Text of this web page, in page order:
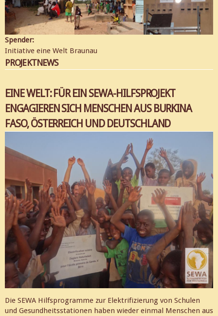
Spender:
Initiative eine Welt Braunau
PROJEKTNEWS
EINE WELT: FÜR EIN SEWA-HILFSPROJEKT
ENGAGIEREN SICH MENSCHEN AUS BURKINA
FASO, ÖSTERREICH UND DEUTSCHLAND
Die SEWA Hilfsprogramme zur Elektrifizierung von Schulen
und Gesundheitsstationen haben wieder einmal Menschen aus